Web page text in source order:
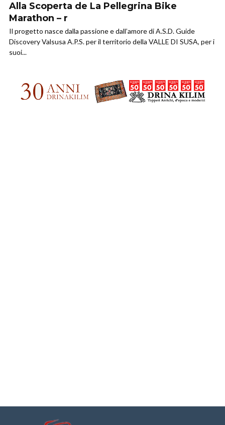
Alla Scoperta de La Pellegrina Bike
Marathon – r
Il progetto nasce dalla passione e dall’amore di A.S.D. Guide
Discovery Valsusa A.P.S. per il territorio della VALLE DI SUSA, per i
suoi...